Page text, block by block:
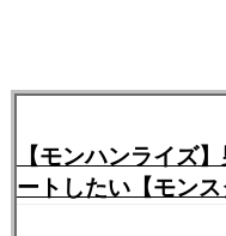
【モンハンライズ
ートしたい【モンス